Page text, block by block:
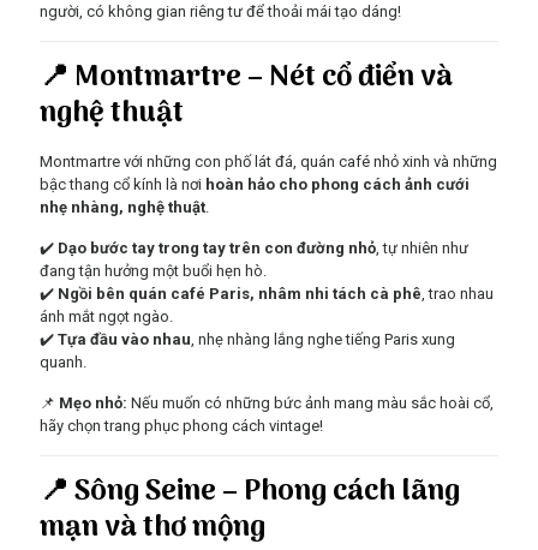
người, có không gian riêng tư để thoải mái tạo dáng!
📍 Montmartre – Nét cổ điển và
nghệ thuật
Montmartre với những con phố lát đá, quán café nhỏ xinh và những
bậc thang cổ kính là nơi hoàn hảo cho phong cách ảnh cưới
nhẹ nhàng, nghệ thuật.
✔️ Dạo bước tay trong tay trên con đường nhỏ, tự nhiên như
đang tận hưởng một buổi hẹn hò.
✔️ Ngồi bên quán café Paris, nhâm nhi tách cà phê, trao nhau
ánh mắt ngọt ngào.
✔️ Tựa đầu vào nhau, nhẹ nhàng lắng nghe tiếng Paris xung
quanh.
📌 Mẹo nhỏ: Nếu muốn có những bức ảnh mang màu sắc hoài cổ,
hãy chọn trang phục phong cách vintage!
📍 Sông Seine – Phong cách lãng
mạn và thơ mộng